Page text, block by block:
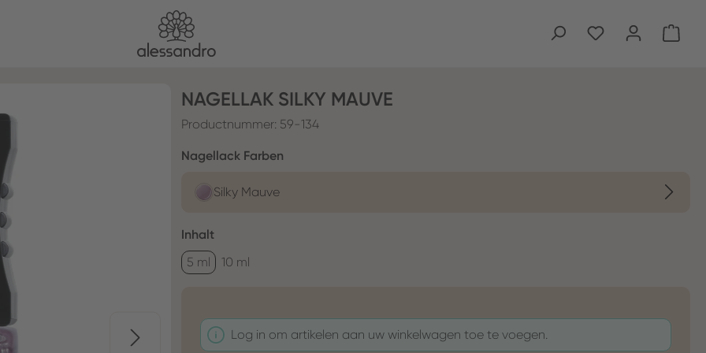
NAGELLAK SILKY MAUVE
Productnummer: 59-134
Selecteer
Nagellack Farben
Silky Mauve
Selecteer
Inhalt
5 ml
10 ml
Log in om artikelen aan uw winkelwagen toe te voegen.